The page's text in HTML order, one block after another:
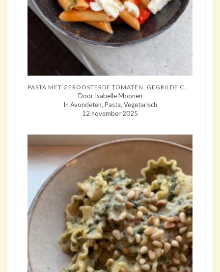
PASTA MET GEROOSTERDE TOMATEN, GEGRILDE COURGETTE EN MOZZARELLA
Door Isabelle Moonen
In Avondeten, Pasta, Vegetarisch
12 november 2025